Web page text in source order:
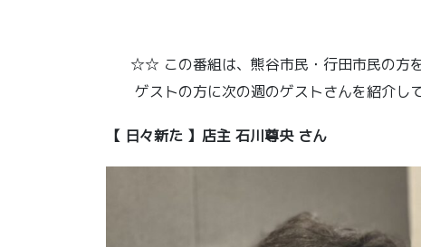
☆☆ この番組は、熊谷市民・行田市民の方
ゲストの方に次の週のゲストさんを紹介し
【 日々新た 】店主 石川尊央 さん